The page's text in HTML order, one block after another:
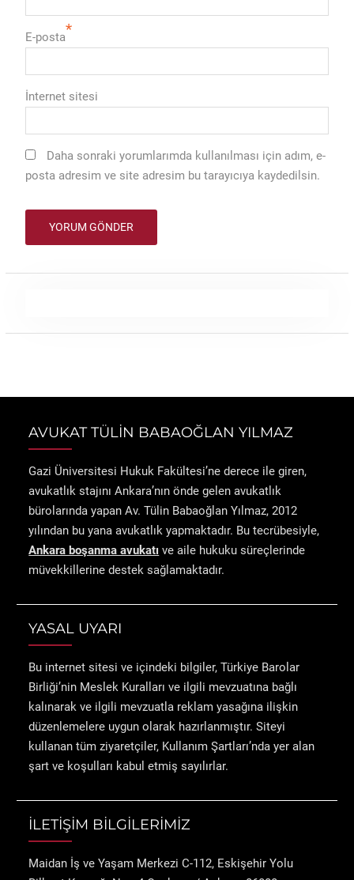
E-posta*
İnternet sitesi
Daha sonraki yorumlarımda kullanılması için adım, e-
posta adresim ve site adresim bu tarayıcıya kaydedilsin.
AVUKAT TÜLİN BABAOĞLAN YILMAZ
Gazi Üniversitesi Hukuk Fakültesi’ne derece ile giren,
avukatlık stajını Ankara’nın önde gelen avukatlık
bürolarında yapan Av. Tülin Babaoğlan Yılmaz, 2012
yılından bu yana avukatlık yapmaktadır. Bu tecrübesiyle,
Ankara boşanma avukatı ve aile hukuku süreçlerinde
müvekkillerine destek sağlamaktadır.
YASAL UYARI
Bu internet sitesi ve içindeki bilgiler, Türkiye Barolar
Birliği’nin Meslek Kuralları ve ilgili mevzuatına bağlı
kalınarak ve ilgili mevzuatla reklam yasağına ilişkin
düzenlemelere uygun olarak hazırlanmıştır. Siteyi
kullanan tüm ziyaretçiler, Kullanım Şartları’nda yer alan
şart ve koşulları kabul etmiş sayılırlar.
İLETİŞİM BİLGİLERİMİZ
Maidan İş ve Yaşam Merkezi C-112, Eskişehir Yolu